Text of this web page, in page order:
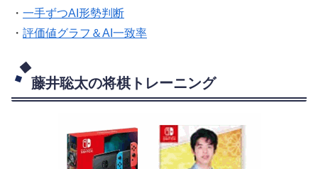
・ 一手ずつAI形勢判断
・ 評価値グラフ＆AI一致率
藤井聡太の将棋トレーニング